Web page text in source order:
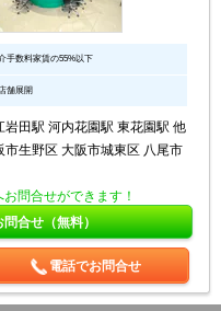
手数料家賃の55%以下
舗展開
岩田駅 河内花園駅 東花園駅 他
生野区 大阪市城東区 八尾市
問合せができます！
合せ（無料）
電話でお問合せ